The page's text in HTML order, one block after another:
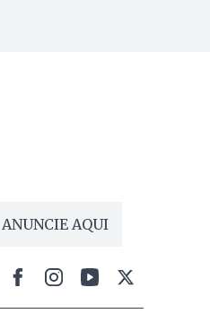
ANUNCIE AQUI